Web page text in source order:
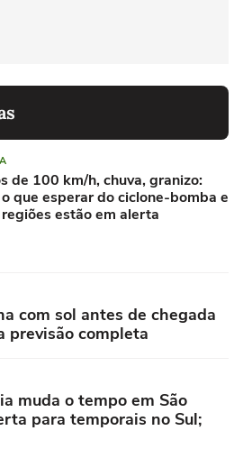
de 100 km/h, chuva, granizo:
que esperar do ciclone-bomba e
estão em alerta
com sol antes de chegada
previsão completa
muda o tempo em São
para temporais no Sul;